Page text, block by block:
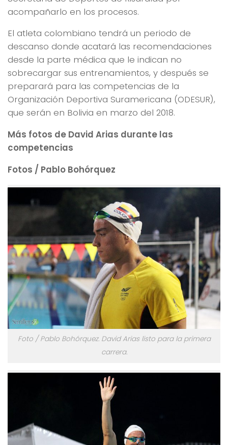
acompañarlo en los procesos.
El atleta colombiano tendrá un periodo de
descanso donde acatará las recomendaciones
desde la parte médica que le indican no
sobrecargar sus entrenamientos, y después se
preparará para las competencias de la
Organización Deportiva Suramericana (ODESUR),
que serán en Bolivia en marzo del 2018.
Más fotos de David Arias durante las
competencias
Fotos / Pablo Bohórquez
Foto / Pablo Bohórquez. David Arias listo para la primera
carrera.